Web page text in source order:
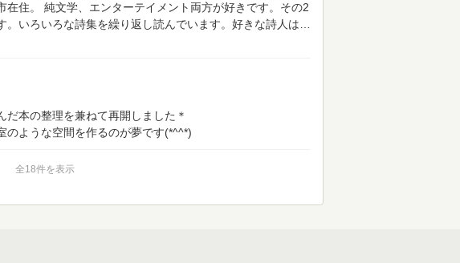
住。
純文学、エンターテイメント両方が好きです。その2
。いろいろな詩集を繰り返し読んでいます。好きな詩人は
本の整理を兼ねて再開しました＊
のような空間を作るのが夢です(*^^*)
全18件を表示